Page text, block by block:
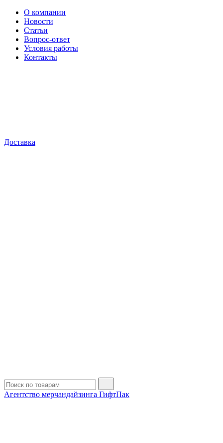
О компании
Новости
Статьи
Вопрос-ответ
Условия работы
Контакты
Доставка
Агентство мерчандайзинга ГифтПак